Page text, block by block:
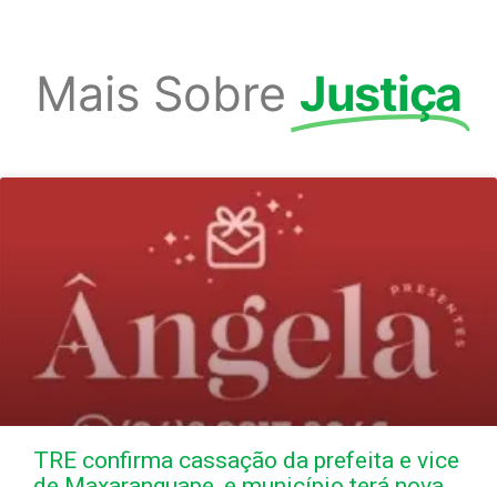
Mais Sobre Justiça
TRE confirma cassação da prefeita e vice